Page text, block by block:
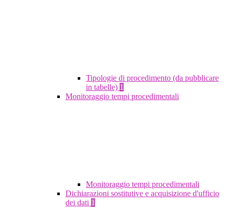
Tipologie di procedimento (da pubblicare
in tabelle) 1
Monitoraggio tempi procedimentali
Monitoraggio tempi procedimentali
Dichiarazioni sostitutive e acquisizione d'ufficio
dei dati 1